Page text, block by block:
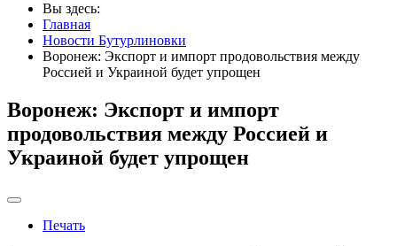
Вы здесь:
Главная
Новости Бутурлиновки
Воронеж: Экспорт и импорт продовольствия между
Россией и Украиной будет упрощен
Воронеж: Экспорт и импорт
продовольствия между Россией и
Украиной будет упрощен
Печать